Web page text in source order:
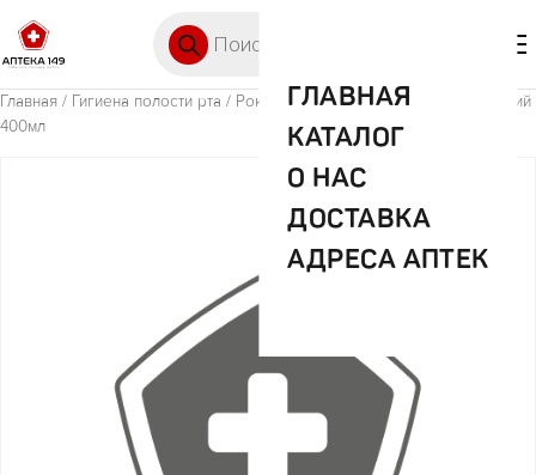
ГЛАВНАЯ
КАТАЛОГ
О НАС
ДОСТАВКА
АДРЕСА АПТЕК
Главная / Гигиена полости рта / Рокс ополаскиватель активный кальций
400мл